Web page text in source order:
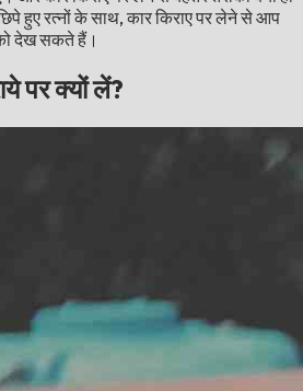
हुए रत्नों के साथ, कार किराए पर लेने से आप
को देख सकते हैं।
पर क्यों लें?